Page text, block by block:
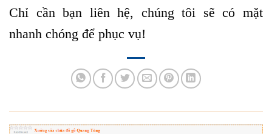
Chỉ cần bạn liên hệ, chúng tôi sẽ có mặt
nhanh chóng để phục vụ!